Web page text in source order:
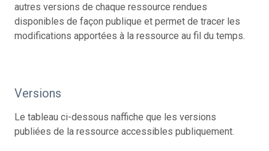
autres versions de chaque ressource rendues
disponibles de façon publique et permet de tracer les
modifications apportées à la ressource au fil du temps.
Versions
Le tableau ci-dessous naffiche que les versions
publiées de la ressource accessibles publiquement.